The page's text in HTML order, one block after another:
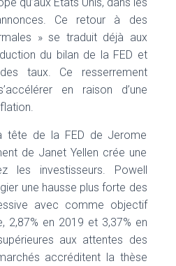
Ce retour à des
» se traduit déjà aux
du bilan de la FED et
taux. Ce resserrement
en raison d’une
tête de la FED de Jerome
de Janet Yellen crée une
les investisseurs. Powell
une hausse plus forte des
avec comme objectif
2,87% en 2019 et 3,37% en
aux attentes des
accréditent la thèse